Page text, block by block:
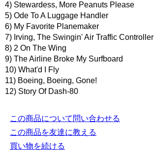
4) Stewardess, More Peanuts Please
5) Ode To A Luggage Handler
6) My Favorite Planemaker
7) Irving, The Swingin' Air Traffic Controller
8) 2 On The Wing
9) The Airline Broke My Surfboard
10) What'd I Fly
11) Boeing, Boeing, Gone!
12) Story Of Dash-80
この商品について問い合わせる
この商品を友達に教える
買い物を続ける